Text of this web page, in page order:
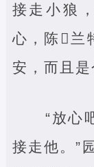
接走小狼
心，陈‌兰
安，而且是
“放心
接走他。”